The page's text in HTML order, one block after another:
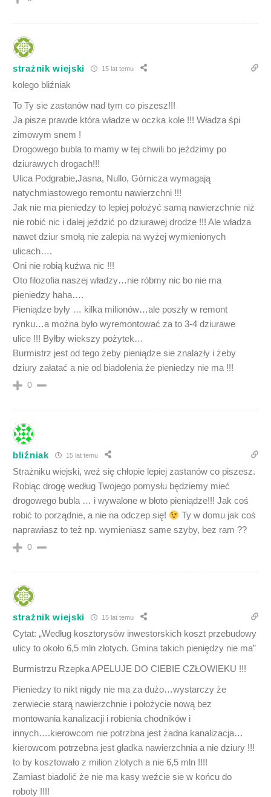
strażnik wiejski 15 lat temu
kolego bliźniak
To Ty sie zastanów nad tym co piszesz!!!
Ja pisze prawde która władze w oczka kole !!! Władza śpi
zimowym snem !
Drogowego bubla to mamy w tej chwili bo jeździmy po
dziurawych drogach!!!
Ulica Podgrabie,Jasna, Nullo, Górnicza wymagają
natychmiastowego remontu nawierzchni !!!
Jak nie ma pieniedzy to lepiej położyć samą nawierzchnie niż
nie robić nic i dalej jeździć po dziurawej drodze !!! Ale władza
nawet dziur smołą nie zalepia na wyżej wymienionych
ulicach….
Oni nie robią kuźwa nic !!!
Oto filozofia naszej władzy…nie róbmy nic bo nie ma
pieniedzy haha….
Pieniądze były … kilka milionów…ale poszły w remont
rynku…a można było wyremontować za to 3-4 dziurawe
ulice !!! Byłby wiekszy pożytek…
Burmistrz jest od tego żeby pieniądze sie znalazły i żeby
dziury załatać a nie od biadolenia że pieniedzy nie ma !!!
0
bliźniak 15 lat temu
Strażniku wiejski, weź się chłopie lepiej zastanów co piszesz.
Robiąc drogę według Twojego pomysłu będziemy mieć
drogowego bubla … i wywalone w błoto pieniądze!!! Jak coś
robić to porządnie, a nie na odczep się!
Ty w domu jak coś
naprawiasz to też np. wymieniasz same szyby, bez ram ??
0
strażnik wiejski 15 lat temu
Cytat: „Według kosztorysów inwestorskich koszt przebudowy
ulicy to około 6,5 mln złotych. Gmina takich pieniędzy nie ma”
Burmistrzu Rzepka APELUJE DO CIEBIE CZŁOWIEKU !!!
Pieniedzy to nikt nigdy nie ma za dużo…wystarczy że
zerwiecie starą nawierzchnie i położycie nową bez
montowania kanalizacji i robienia chodników i
innych….kierowcom nie potrzbna jest żadna kanalizacja…
kierowcom potrzebna jest gładka nawierzchnia a nie dziury !!!
to by kosztowało z milion zlotych a nie 6,5 mln !!!!
Zamiast biadolić że nie ma kasy weźcie sie w końcu do
roboty !!!!